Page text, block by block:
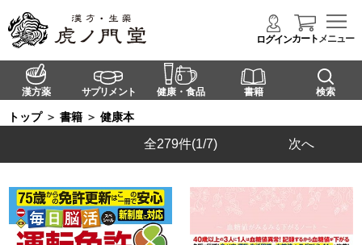
ログインカートメニュー
漢方薬 サプリメント 健康・食品 書籍 検索
トップ ＞ 書籍 ＞ 健康本
全279件(1/7) 次へ